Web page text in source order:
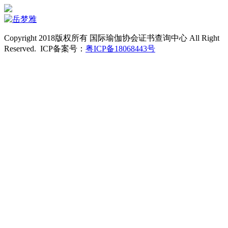
Copyright 2018版权所有 国际瑜伽协会证书查询中心 All Right
Reserved. ICP备案号： 粤ICP备18068443号